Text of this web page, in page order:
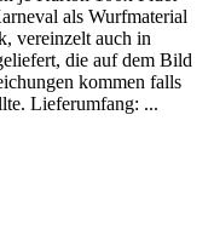
als Wurfmaterial
vereinzelt auch in
die auf dem Bild
kommen falls
Lieferumfang: ...